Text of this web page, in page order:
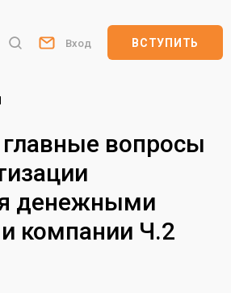
Вход ВСТУПИТЬ
вопросы
денежными
компании Ч.2